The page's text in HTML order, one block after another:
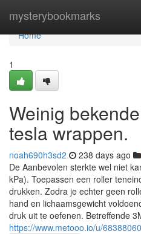
mysterybookmarks
Home
Home
1
Weinig
tesla wrappen.
noah690h3sd2 238 days ago
De Aanbevolen sterkte wel niet
kPa). Toepassen een roller
drukken. Zodra je echter geen
hand en lichaamsgewicht
druk uit te oefenen. Betreffende
https://www.metooo.io/u/